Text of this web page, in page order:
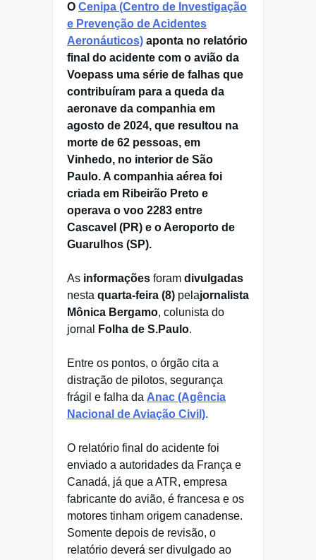
O Cenipa (Centro de Investigação
e Prevenção de Acidentes
Aeronáuticos) aponta no relatório
final do acidente com o avião da
Voepass uma série de falhas que
contribuíram para a queda da
aeronave da companhia em
agosto de 2024, que resultou na
morte de 62 pessoas, em
Vinhedo, no interior de São
Paulo. A companhia aérea foi
criada em Ribeirão Preto e
operava o voo 2283 entre
Cascavel (PR) e o Aeroporto de
Guarulhos (SP).
As informações foram divulgadas
nesta quarta-feira (8) pelajornalista
Mônica Bergamo, colunista do
jornal
Folha de S.Paulo.
Entre os pontos, o órgão cita a
distração de pilotos, segurança
frágil e falha da Anac (Agência
Nacional de Aviação Civil).
O relatório final do acidente foi
enviado a autoridades da França e
Canadá, já que a ATR, empresa
fabricante do avião, é francesa e os
motores tinham origem canadense.
Somente depois de revisão, o
relatório deverá ser divulgado ao